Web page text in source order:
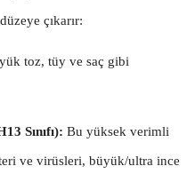
çıkarır:
toz, tüy ve saç gibi
Sınıfı): Bu yüksek verimli
ve virüsleri, büyük/ultra ince